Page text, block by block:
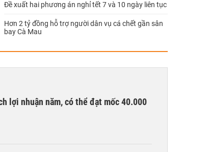
Đề xuất hai phương án nghỉ tết 7 và 10 ngày liên tục
Hơn 2 tỷ đồng hỗ trợ người dân vụ cá chết gần sân
bay Cà Mau
lợi nhuận năm, có thể đạt mốc 40.000